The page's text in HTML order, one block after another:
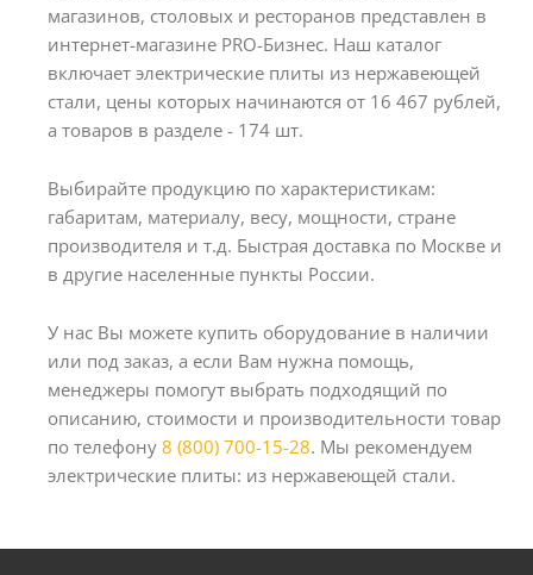
магазинов, столовых и ресторанов представлен в
интернет-магазине PRO-Бизнес. Наш каталог
включает электрические плиты из нержавеющей
стали, цены которых начинаются от 16 467 рублей,
а товаров в разделе - 174 шт.
Выбирайте продукцию по характеристикам:
габаритам, материалу, весу, мощности, стране
производителя и т.д. Быстрая доставка по Москве и
в другие населенные пункты России.
У нас Вы можете купить оборудование в наличии
или под заказ, а если Вам нужна помощь,
менеджеры помогут выбрать подходящий по
описанию, стоимости и производительности товар
по телефону 8 (800) 700-15-28. Мы рекомендуем
электрические плиты: из нержавеющей стали.